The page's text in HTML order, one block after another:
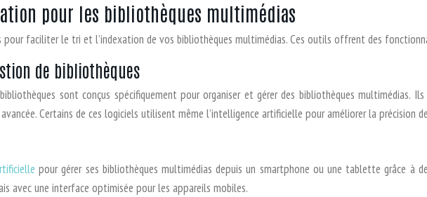
pour les bibliothèques multimédias
faciliter le tri et l’indexation de vos bibliothèques multimédias. Ces outils offrent des
de bibliothèques
sont conçus spécifiquement pour organiser et gérer des bibliothèques
Certains de ces logiciels utilisent même l’intelligence artificielle pour améliorer la précision
pour gérer ses bibliothèques multimédias depuis un smartphone ou une tablette grâce à
avec une interface optimisée pour les appareils mobiles.